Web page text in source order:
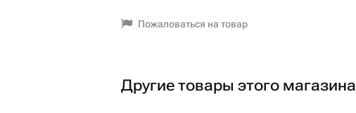
Пожаловаться на товар
Другие товары этого магазина